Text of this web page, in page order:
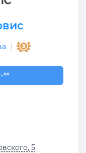
**
5